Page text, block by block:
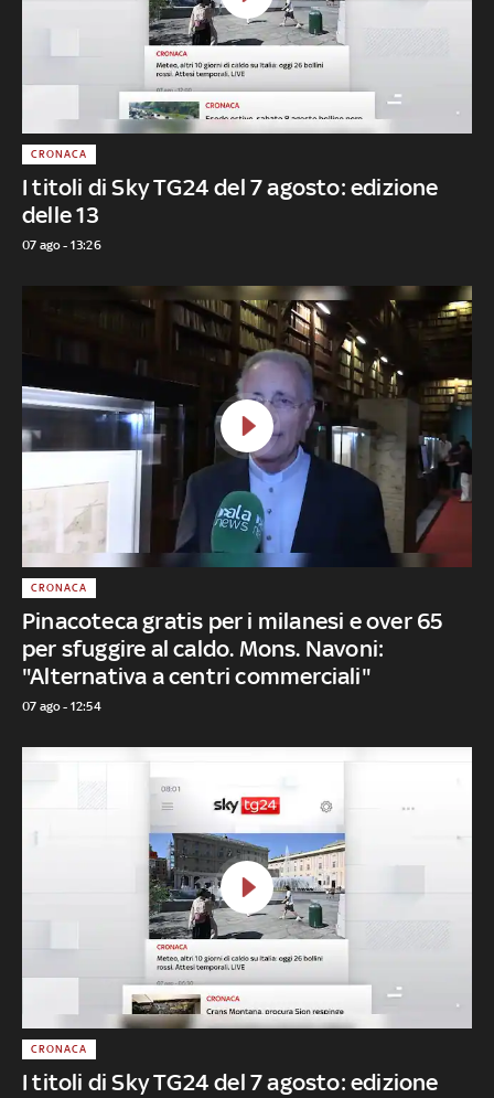
I titoli di Sky TG24 del 7 agosto: edizione
delle 13
CRONACA
07 ago - 13:26
Pinacoteca gratis per i milanesi e over 65
per sfuggire al caldo. Mons. Navoni:
"Alternativa a centri commerciali"
CRONACA
07 ago - 12:54
I titoli di Sky TG24 del 7 agosto: edizione
CRONACA